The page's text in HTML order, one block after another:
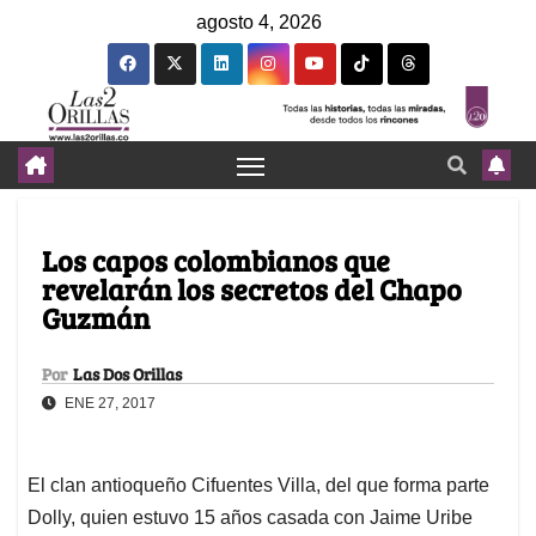
agosto 4, 2026
Los capos colombianos que
revelarán los secretos del Chapo
Guzmán
Por Las Dos Orillas
ENE 27, 2017
El clan antioqueño Cifuentes Villa, del que forma parte
Dolly, quien estuvo 15 años casada con Jaime Uribe